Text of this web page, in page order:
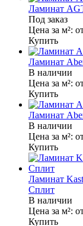
Ламинат
Под заказ
Цена за м²:
Купить
Ламинат
В наличии
Цена за м²:
Купить
Ламинат
В наличии
Цена за м²:
Купить
Ламинат
Сплит
В наличии
Цена за м²:
Купить